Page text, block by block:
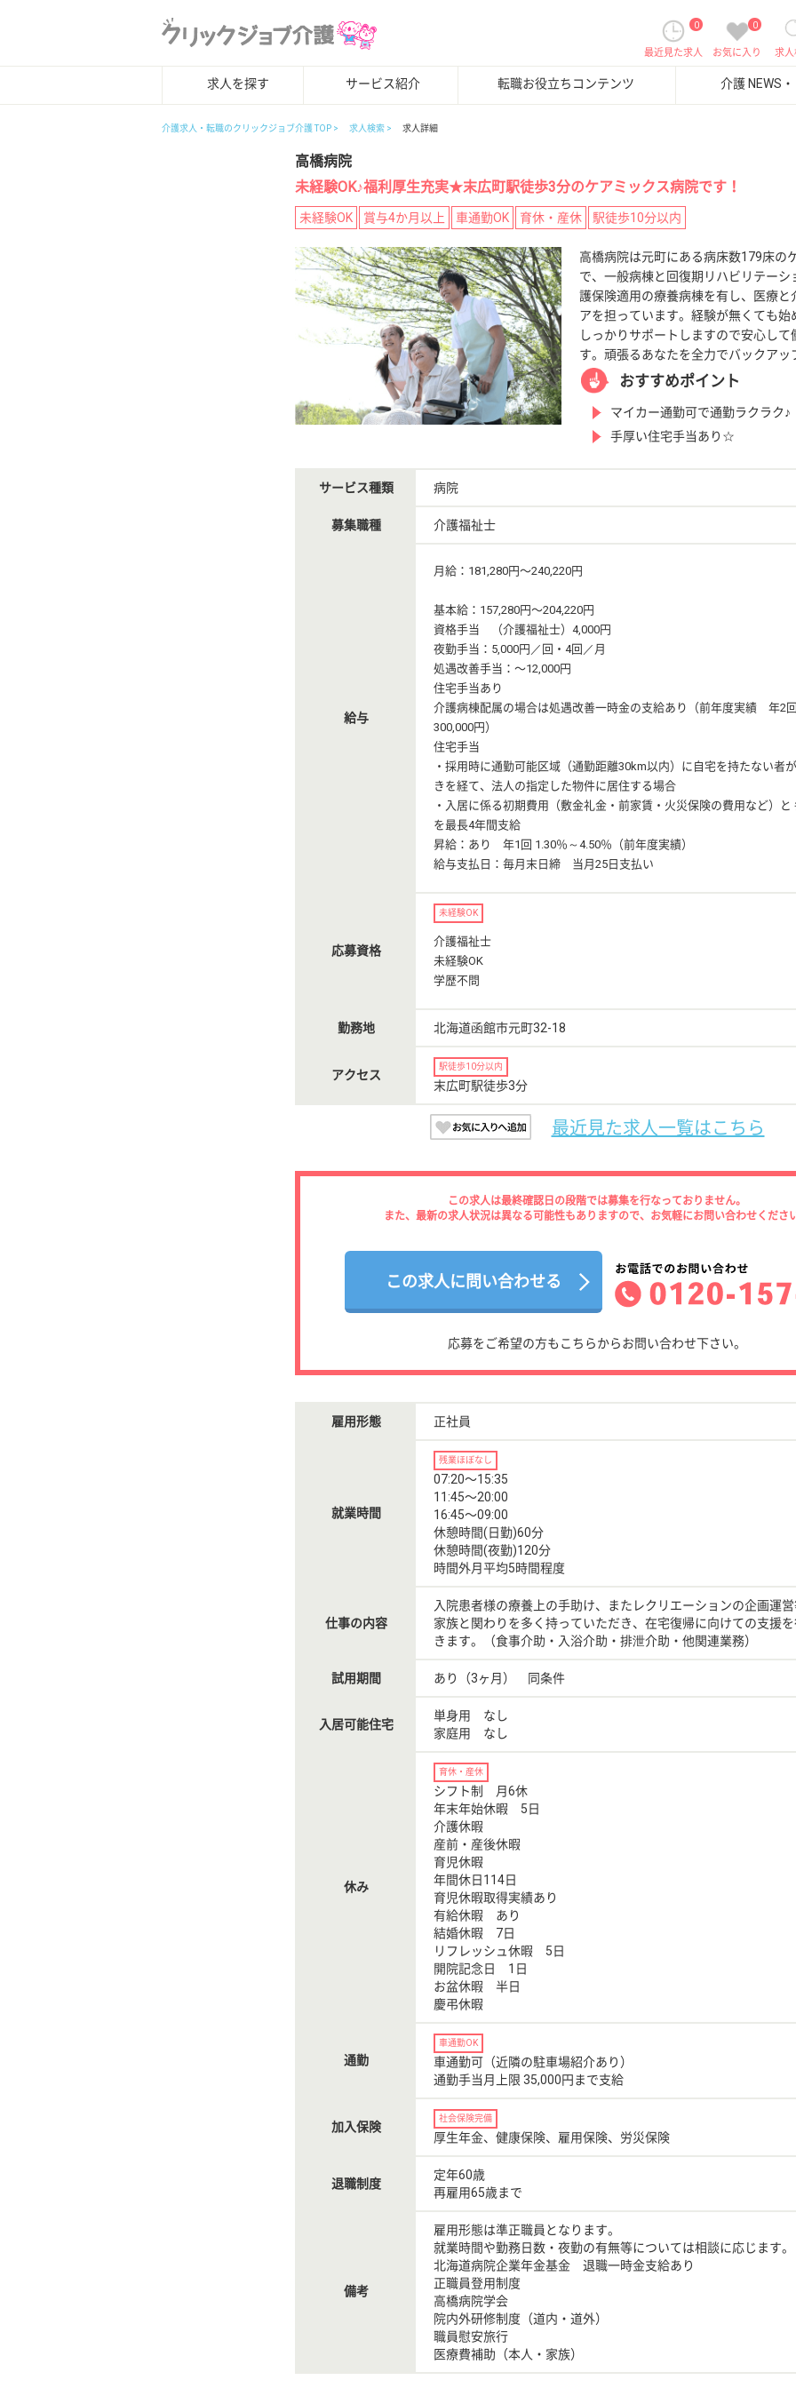
求
0
お気に入り
0
最近見た求人
求人を探す サービス紹介 転職お役立ちコンテンツ 介護 NEWS
介護求人・転職のクリックジョブ介護 TOP 求人検索 求人詳細
高橋病院
未経験OK♪福利厚生充実★末広町駅徒歩3分のケアミックス病院です！
未経験OK 賞与4か月以上 車通勤OK 育休・産休 駅徒歩10分以内
高橋病院は元町にある病床数179床の
で、一般病棟と回復期リハビリテーシ
護保険適用の療養病棟を有し、医療と
アを担っています。経験が無くても始
しっかりサポートしますので安心して
す。頑張るあなたを全力でバックアッ
おすすめポイント
マイカー通勤可で通勤ラクラク♪
手厚い住宅手当あり☆
サービス種類 病院
募集職種 介護福祉士
給与
月給：181,280円〜240,220円
基本給：157,280円〜204,220円
資格手当 （介護福祉士）4,000円
夜勤手当：5,000円／回・4回／月
処遇改善手当：〜12,000円
住宅手当あり
介護病棟配属の場合は処遇改善一時金の支給あり（前年度実績 年2
300,000円）
住宅手当
・採用時に通勤可能区域（通勤距離30km以内）に自宅を持たない者
きを経て、法人の指定した物件に居住する場合
・入居に係る初期費用（敷金礼金・前家賃・火災保険の費用など）と
を最長4年間支給
昇給：あり 年1回 1.30％～4.50％（前年度実績）
給与支払日：毎月末日締 当月25日支払い
応募資格
未経験OK
介護福祉士
未経験OK
学歴不問
勤務地 北海道函館市元町32-18
アクセス
駅徒歩10分以内
末広町駅徒歩3分
最近見た求人一覧はこちら
この求人は最終確認日の段階では募集を行なっておりません。
また、最新の求人状況は異なる可能性もありますので、お気軽にお問い合わせくださ
この求人に問い合わせる
応募をご希望の方もこちらからお問い合わせ下さい。
雇用形態 正社員
就業時間
残業ほぼなし
07:20〜15:35
11:45〜20:00
16:45〜09:00
休憩時間(日勤)60分
休憩時間(夜勤)120分
時間外月平均5時間程度
仕事の内容
入院患者様の療養上の手助け、またレクリエーションの企画運
家族と関わりを多く持っていただき、在宅復帰に向けての支援
きます。（食事介助・入浴介助・排泄介助・他関連業務）
試用期間 あり（3ヶ月） 同条件
入居可能住宅
単身用 なし
家庭用 なし
休み
育休・産休
シフト制 月6休
年末年始休暇 5日
介護休暇
産前・産後休暇
育児休暇
年間休日114日
育児休暇取得実績あり
有給休暇 あり
結婚休暇 7日
リフレッシュ休暇 5日
開院記念日 1日
お盆休暇 半日
慶弔休暇
通勤
車通勤OK
車通勤可（近隣の駐車場紹介あり）
通勤手当月上限 35,000円まで支給
加入保険
社会保険完備
厚生年金、健康保険、雇用保険、労災保険
退職制度
定年60歳
再雇用65歳まで
備考
雇用形態は準正職員となります。
就業時間や勤務日数・夜勤の有無等については相談に応じます。
北海道病院企業年金基金 退職一時金支給あり
正職員登用制度
高橋病院学会
院内外研修制度（道内・道外）
職員慰安旅行
医療費補助（本人・家族）